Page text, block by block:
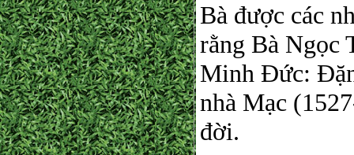
Bà được các
rằng Bà Ngọc
Minh Đức:
nhà Mạc
đời.